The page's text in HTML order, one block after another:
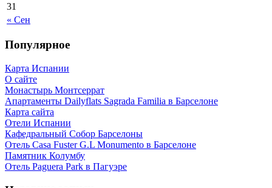
« Сен
31
Популярное
Карта Испании
О сайте
Монастырь Монтсеррат
Апартаменты Dailyflats Sagrada Familia в Барселоне
Карта сайта
Отели Испании
Кафeдрaльный Собор Барселоны
Отель Casa Fuster G.L Monumento в Барселоне
Пaмятник Колумбу
Отель Paguera Park в Пагуэре